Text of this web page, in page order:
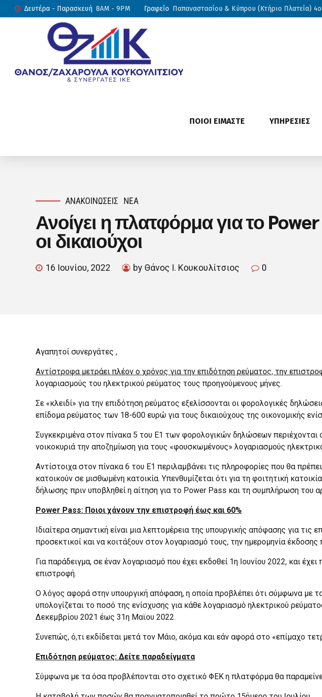
Δευτέρα - Παρασκευή 8AM - 9PM Γραφείο Παπαναστασίου & Κύπρου (Κτήριο Πλατεία)
ΠΟΙΟΙ ΕΙΜΑΣΤΕ ΥΠΗΡΕΣΙΕΣ
ΑΝΑΚΟΙΝΏΣΕΙΣ ΝΈΑ
Ανοίγει η πλατφόρμα για το
οι δικαιούχοι
16 Ιουνίου, 2022 by Θάνος Ι. Κουκουλίτσιος 0
Αγαπητοί συνεργάτες ,
Αντίστροφα μετράει πλέον ο χρόνος για την επιδότηση ρεύματος, την
λογαριασμούς του ηλεκτρικού ρεύματος τους προηγούμενους μήνες.
Σε «κλειδί» για την επιδότηση ρεύματος εξελίσσονται οι φορολογικές
επίδομα ρεύματος των 18-600 ευρώ για τους δικαιούχους της οικονομικής
Συγκεκριμένα στον πίνακα 5 του Ε1 των φορολογικών δηλώσεων περιέχονται
νοικοκυριά την αποζημίωση για τους «φουσκωμένους» λογαριασμούς
Αντίστοιχα στον πίνακα 6 του Ε1 περιλαμβάνει τις πληροφορίες που θα
κατοικούν σε μισθωμένη κατοικία. Υπενθυμίζεται ότι για τη φοιτητική
δήλωσης πριν υποβληθεί η αίτηση για το Power Pass και τη συμπλήρωση του
Power Pass: Ποιοι χάνουν την επιστροφή έως και 60%
Ιδιαίτερα σημαντική είναι μια λεπτομέρεια της υπουργικής απόφασης για
προσεκτικοί και να κοιτάξουν στον λογαριασμό τους, την ημερομηνία
Για παράδειγμα, σε έναν λογαριασμό που έχει εκδοθεί 1η Ιουνίου 2022, και
επιστροφή.
Ο λόγος αφορά στην υπουργική απόφαση, η οποία προβλέπει ότι σύμφωνα με
υπολογίζεται το ποσό της ενίσχυσης για κάθε λογαριασμό ηλεκτρικού
Δεκεμβρίου 2021 έως 31η Μαϊου 2022.
Συνεπώς, ό,τι εκδίδεται μετά τον Μάιο, ακόμα και εάν αφορά στο «επίμαχο
Επιδότηση ρεύματος: Δείτε παραδείγματα
Σύμφωνα με τα όσα προβλέπονται στο σχετικό ΦΕΚ η πλατφόρμα θα παραμείνει